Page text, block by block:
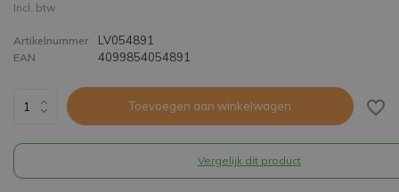
Incl. btw
Artikelnummer LV054891
EAN 4099854054891
Toevoegen aan winkelwagen
Vergelijk dit product